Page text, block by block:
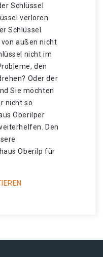
Schlüssel
verloren
Schlüssel
außen nicht
nicht im
den
Oder der
Sie möchten
nicht so
Oberilper
Den
Oberilp für